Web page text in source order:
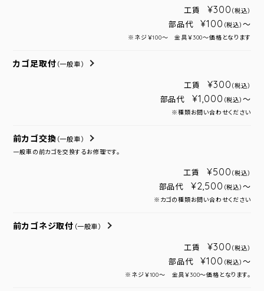
工賃 ¥300 （税込）
部品代 ¥100 （税込） ～
※ネジ￥100～ 金具￥300～価格となります
カゴ足取付 （一般車）
工賃 ¥300 （税込）
部品代 ¥1,000 （税込） ～
※種類お問い合わせください
前カゴ交換 （一般車）
一般車の前カゴを交換するお修理です。
工賃 ¥500 （税込）
部品代 ¥2,500 （税込） ～
※カゴの種類お問い合わせください
前カゴネジ取付 （一般車）
工賃 ¥300 （税込）
部品代 ¥100 （税込） ～
※ネジ￥100～ 金具￥300～価格となります。